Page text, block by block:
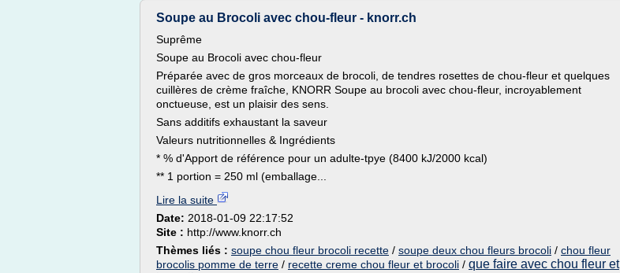
Soupe au Brocoli avec chou-fleur - knorr.ch
Suprême
Soupe au Brocoli avec chou-fleur
Préparée avec de gros morceaux de brocoli, de tendres rosettes de chou-fleur et quelques
cuillères de crème fraîche, KNORR Soupe au brocoli avec chou-fleur, incroyablement
onctueuse, est un plaisir des sens.
Sans additifs exhaustant la saveur
Valeurs nutritionnelles & Ingrédients
* % d'Apport de référence pour un adulte-tpye (8400 kJ/2000 kcal)
** 1 portion = 250 ml (emballage...
Lire la suite
Date: 2018-01-09 22:17:52
Site : http://www.knorr.ch
Thèmes liés : soupe chou fleur brocoli recette / soupe deux chou fleurs brocoli / chou fleur
brocolis pomme de terre / recette creme chou fleur et brocoli / que faire avec chou fleur et